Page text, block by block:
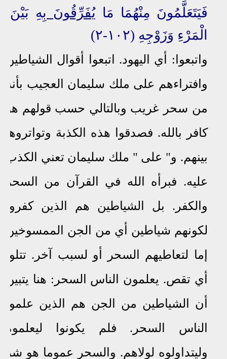
فَيَتَعَلَّمُونَ مِنْهُمَا مَا يُفَرِّقُونَ بِهِ بَيْنَ
الْمَرْءِ وَزَوْجِهِ (١٠٢-٢)
واتبعوا: أي اليهود. اتبعوا أقوال الشياطين
وافتراءهم على ملك سليمان العجيب بأنه
من سحر غريب وبالتالي حسب قولهم هو
كافر بالله. فصدقوا هذه الكذبة وتواتروها
بينهم. و" على " ملك سليمان تعني الكذب
عليه. فبرأه الله في القرآن من السحر
والكفر. بل الشياطين هم الذين كفروا
لكونهم شياطين أي من الجن الممسوخين
إما لتعاطيهم السحر أو لسبب آخر. تتلو:
أي تقص. يعلمون الناس السحر: هنا يتبين
أن الشياطين من الجن هم الذين علموا
الناس السحر. فلم يكونوا ليعلموه
وليتداولوه لولاهم. والسحر عموما هو شر